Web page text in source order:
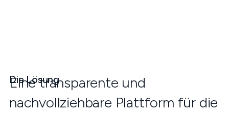
Die Lösung
Eine transparente und
nachvollziehbare Plattform für die